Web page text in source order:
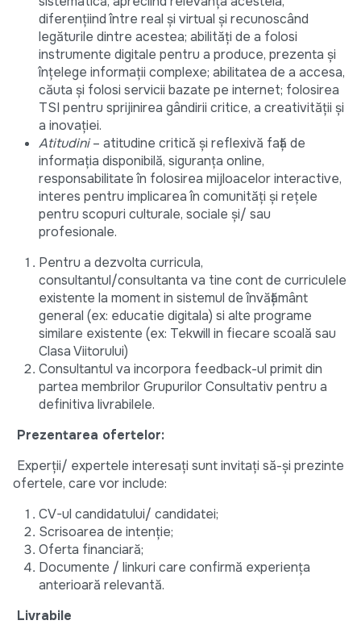
diferențiind între real şi virtual şi recunoscând
legăturile dintre acestea; abilităţi de a folosi
instrumente digitale pentru a produce, prezenta şi
înţelege informaţii complexe; abilitatea de a accesa,
căuta şi folosi servicii bazate pe internet; folosirea
TSI pentru sprijinirea gândirii critice, a creativităţii şi
a inovaţiei.
Atitudini– atitudine critică şi reflexivă faţă de
informaţia disponibilă, siguranța online,
responsabilitate în folosirea mijloacelor interactive,
interes pentru implicarea în comunităţi şi reţele
pentru scopuri culturale, sociale şi/ sau
profesionale.
Pentru a dezvolta curricula,
consultantul/consultanta va tine cont de curriculele
existente la moment in sistemul de învățământ
general (ex: educatie digitala) si alte programe
similare existente (ex: Tekwill in fiecare scoală sau
Clasa Viitorului)
Consultantul va incorpora feedback-ul primit din
partea membrilor Grupurilor Consultativ pentru a
definitiva livrabilele.
Prezentarea ofertelor:
Experții/ expertele interesați sunt invitați să-și prezinte
ofertele, care vor include:
CV-ul candidatului/ candidatei;
Scrisoarea de intenție;
Oferta financiară;
Documente / linkuri care confirmă experiența
anterioară relevantă.
Livrabile